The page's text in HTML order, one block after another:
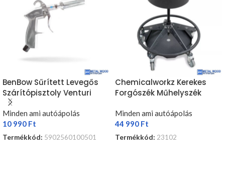
BenBow Sűrített Levegős
Szárítópisztoly Venturi
Classic 050
Minden ami autóápolás
10 990 Ft
Termékkód: 5902560100501
Chemicalworkz Kerekes
Forgószék Műhelyszék
Minden ami autóápolás
44 990 Ft
Termékkód: 23102